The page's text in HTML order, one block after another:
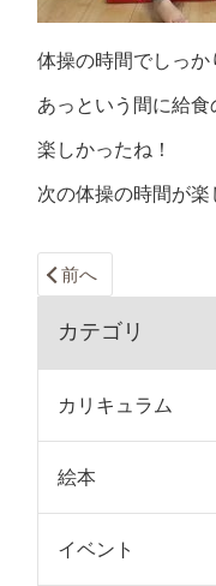
体操の時間でしっか
あっという間に給食
楽しかったね！
次の体操の時間が楽
前へ
カテゴリ
カリキュラム
絵本
イベント